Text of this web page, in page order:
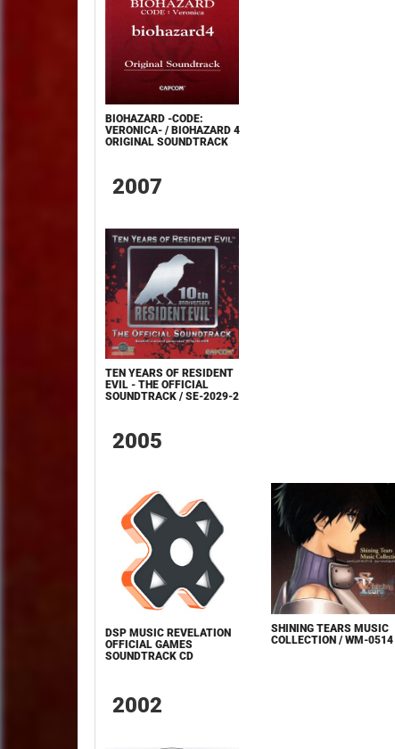
BIOHAZARD -CODE:
VERONICA- / BIOHAZARD 4
ORIGINAL SOUNDTRACK
2007
TEN YEARS OF RESIDENT
EVIL - THE OFFICIAL
SOUNDTRACK / SE-2029-2
2005
DSP MUSIC REVELATION
OFFICIAL GAMES
SOUNDTRACK CD
SHINING TEARS MUSIC
COLLECTION / WM-0514
2002